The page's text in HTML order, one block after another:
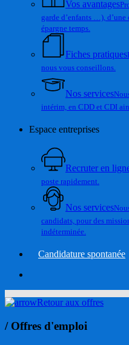
Vos avantages
garde d’enfants …),
épargne temps.
Fiches pratiques
nous vous conseillons.
Nos services
intérim, en CDD et CDI
Espace entreprises
Recruter en
poste rapidement.
Nos services
candidats, pour des
indéterminée.
Candidature spontanée
Retour aux offres
/ Offres d'emploi